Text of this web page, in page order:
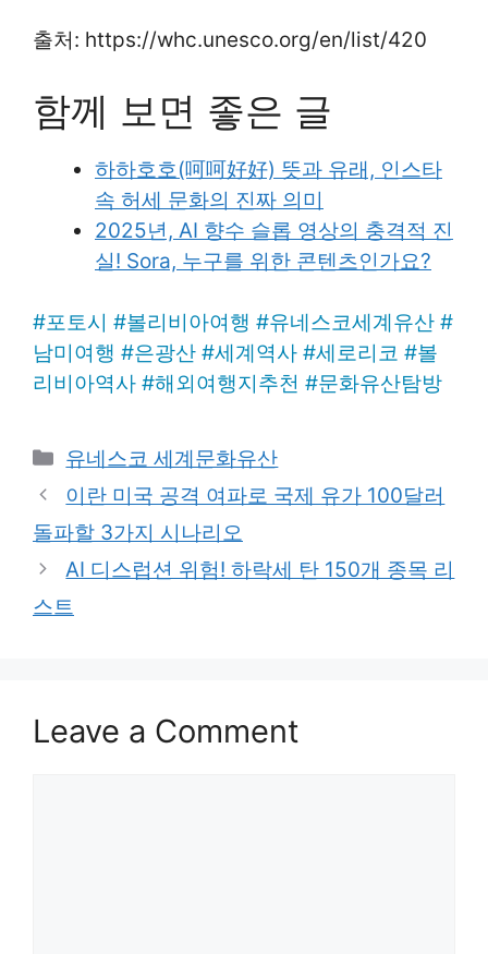
출처: https://whc.unesco.org/en/list/420
함께 보면 좋은 글
하하호호(呵呵好好) 뜻과 유래, 인스타
속 허세 문화의 진짜 의미
2025년, AI 향수 슬롭 영상의 충격적 진
실! Sora, 누구를 위한 콘텐츠인가요?
#포토시 #볼리비아여행 #유네스코세계유산 #
남미여행 #은광산 #세계역사 #세로리코 #볼
리비아역사 #해외여행지추천 #문화유산탐방
Categories
유네스코 세계문화유산
이란 미국 공격 여파로 국제 유가 100달러
돌파할 3가지 시나리오
AI 디스럽션 위험! 하락세 탄 150개 종목 리
스트
Leave a Comment